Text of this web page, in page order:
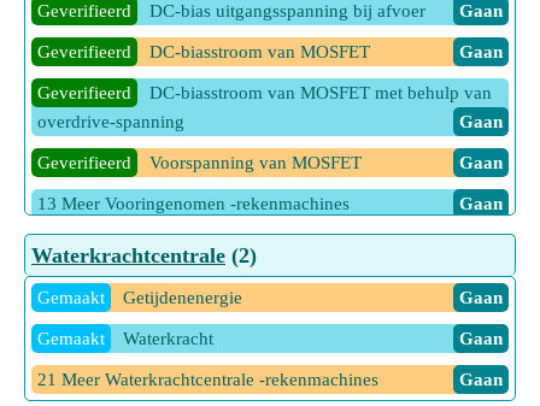
Geverifieerd DC-bias uitgangsspanning bij afvoer Gaan
Geverifieerd DC-biasstroom van MOSFET Gaan
Geverifieerd
DC-biasstroom van MOSFET met behulp van
overdrive-spanning
Gaan
Geverifieerd Voorspanning van MOSFET Gaan
13 Meer Vooringenomen -rekenmachines Gaan
Waterkrachtcentrale (2)
Gemaakt Getijdenenergie Gaan
Gemaakt Waterkracht Gaan
21 Meer Waterkrachtcentrale -rekenmachines Gaan